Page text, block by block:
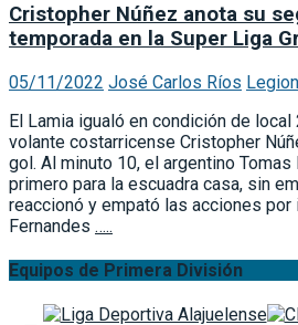
Cristopher Núñez anota su
temporada en la Super Liga
05/11/2022 José Carlos Ríos
El Lamia igualó en condición de
volante costarricense Cristopher
gol. Al minuto 10, el argentino
primero para la escuadra casa, sin
reaccionó y empató las acciones
Fernandes …..
Equipos de Primera División